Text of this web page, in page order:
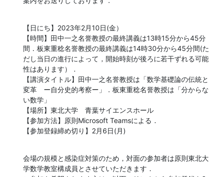
【日にち】2023年2月10日(金）
【時間】田中一之名誉教授の最終講義は13時15分から45分
間．板東重稔名誉教授の最終講義は14時30分から45分間(た
だし当日の進行によって，開始時刻が後ろに若干ずれる可能
性はあります）．
【講演タイトル】田中一之名誉教授は「数学基礎論の伝統と
変革　ー自分史的考察ー」．板東重稔名誉教授は「分からな
い数学」
【場所】東北大学　青葉サイエンスホール
【参加方法】原則Microsoft Teamsによる．
【参加登録締め切り】2月6日(月)
会場の規模と感染症対策のため，対面の参加者は原則東北大
学数学教室構成員とさせていただきます．